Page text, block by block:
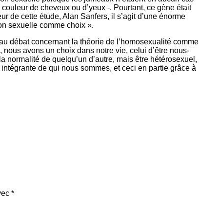
de cheveux ou d’yeux -. Pourtant, ce gène était
de cette étude, Alan Sanfers, il s’agit d’une énorme
sexuelle comme choix ».
débat concernant la théorie de l’homosexualité comme
avons un choix dans notre vie, celui d’être nous-
normalité de quelqu’un d’autre, mais être hétérosexuel,
de qui nous sommes, et ceci en partie grâce à
*